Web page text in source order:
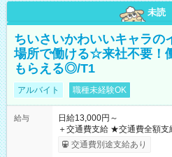
未読
ちいさいかわいいキャラの
場所で働ける☆来社不要！
もらえる◎/T1
アルバイト 職種未経験OK
給与
日給13,000円～
＋交通費支給 ★交通費全額支給！ ┗案件により規定あり ★日払
いOK！（規定あり） ┗働い
ンビニATMから 日払い分を引き落とせ
交通費別途支給あり